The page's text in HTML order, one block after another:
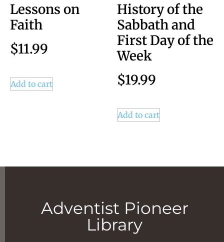
Lessons on
Faith
$11.99
Add to cart
History of the
Sabbath and
First Day of the
Week
$19.99
Add to cart
Adventist Pioneer
Library